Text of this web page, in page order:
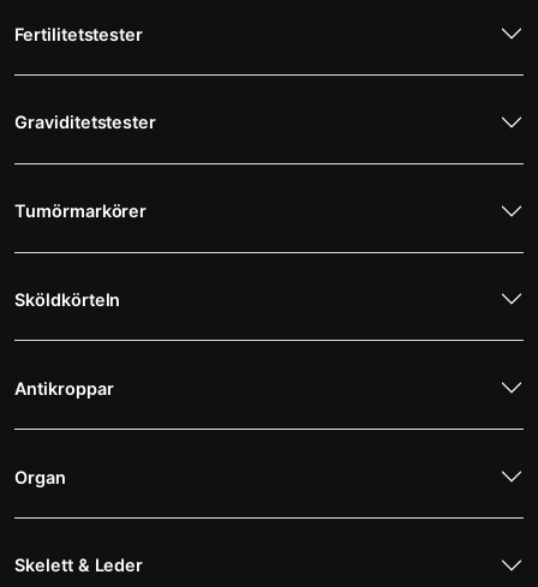
Fertilitetstester
Graviditetstester
Tumörmarkörer
Sköldkörteln
Antikroppar
Organ
Skelett & Leder